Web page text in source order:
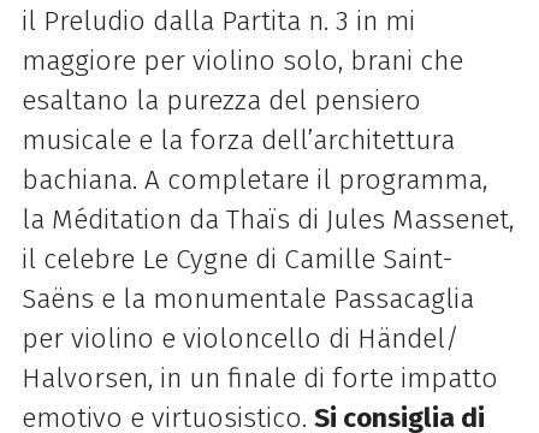
il Preludio dalla Partita n. 3 in mi
maggiore per violino solo, brani che
esaltano la purezza del pensiero
musicale e la forza dell’architettura
bachiana. A completare il programma,
la Méditation da Thaïs di Jules Massenet,
il celebre Le Cygne di Camille Saint-
Saëns e la monumentale Passacaglia
per violino e violoncello di Händel/
Halvorsen, in un finale di forte impatto
emotivo e virtuosistico. Si consiglia di